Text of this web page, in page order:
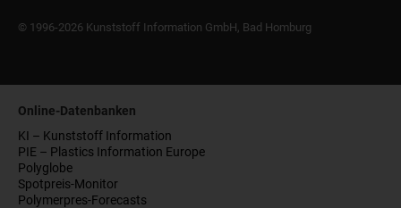
© 1996-2026 Kunststoff Information GmbH, Bad Homburg
Online-Datenbanken
KI – Kunststoff Information
PIE – Plastics Information Europe
Polyglobe
Spotpreis-Monitor
Polymerpres-Forecasts